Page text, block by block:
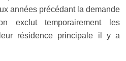
années précédant la demande
exclut temporairement les
résidence principale il y a